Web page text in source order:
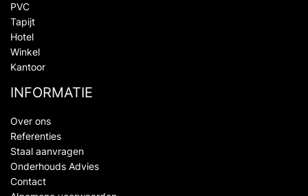
PVC
Tapijt
Hotel
Winkel
Kantoor
INFORMATIE
Over ons
Referenties
Staal aanvragen
Onderhouds Advies
Contact